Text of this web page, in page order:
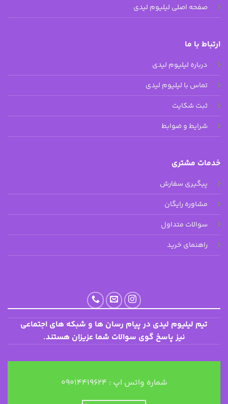
ارتباط با ما
درباره لیلیوم لیدی
تماس با لیلیوم لیدی
ثبت شکایت
شرایط و ضوابط
خدمات مشتری
پیگیری سفارش
مشاوره رایگان
سوالات متداول
راهنمای خرید
صفحه اصلی لیلیوم لیدی
تیم لیلیوم لیدی در پیام رسان ها و شبکه های اجتماعی
نیز پاسخ گوی سوالات شما عزیزان هستند.
شماره واتس اپ : ۰۹۰۱۴۴۱۹۶۲۴